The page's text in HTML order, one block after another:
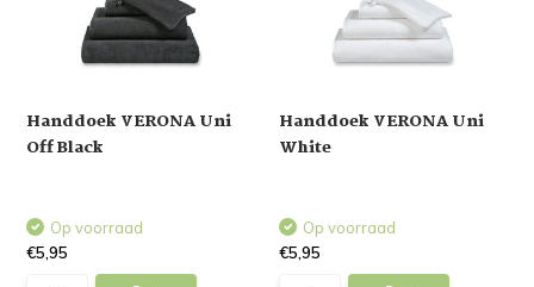
Handdoek VERONA Uni
Off Black
Op voorraad
€5,95
Handdoek VERONA Uni
White
Op voorraad
€5,95